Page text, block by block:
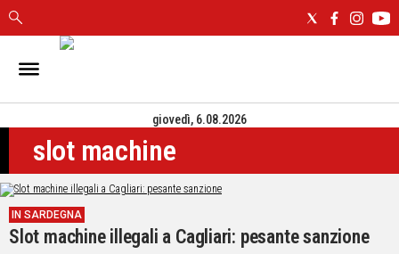
IN
CAGLIARI
SASSARI
NUORO
ORISTANO
SULCIS
GALLURA
giovedì, 6.08.2026
slot machine
IN SARDEGNA
Slot machine illegali a Cagliari: pesante sanzione